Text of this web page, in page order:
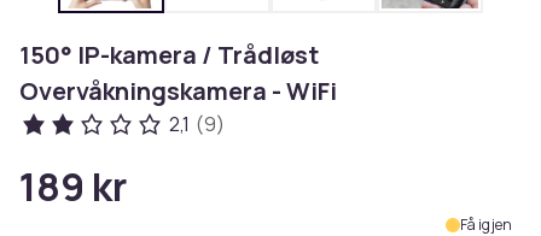
150° IP-kamera / Trådløst
Overvåkningskamera - WiFi
2,1 (9)
189 kr
Få igjen